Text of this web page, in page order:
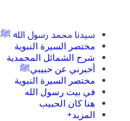
سيدنا محمد رسول الله ﷺ
مختصر السيرة النبوية
شرح الشمائل المحمدية
أخبرني عن حبيبيﷺ
مختصر السيرة النبوية
في بيت رسول الله
هنا كان الحبيب
المزيد+